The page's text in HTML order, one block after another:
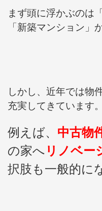
まず頭に浮かぶのは
「新築マンション」
しかし、近年では物
充実してきています。
例えば、 中古物
の家へ リノベー
択肢も一般的に